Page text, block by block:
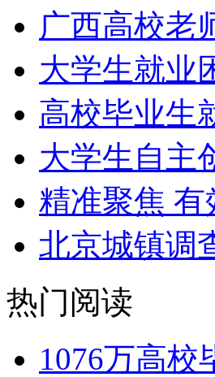
广西高校老
大学生就业
高校毕业生
大学生自主
精准聚焦 有
北京城镇调
热门阅读
1076万高校